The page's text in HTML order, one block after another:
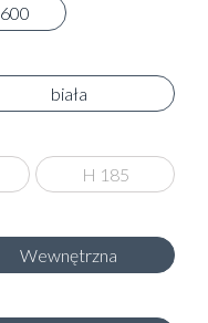
600
biała
H 185
Wewnętrzna